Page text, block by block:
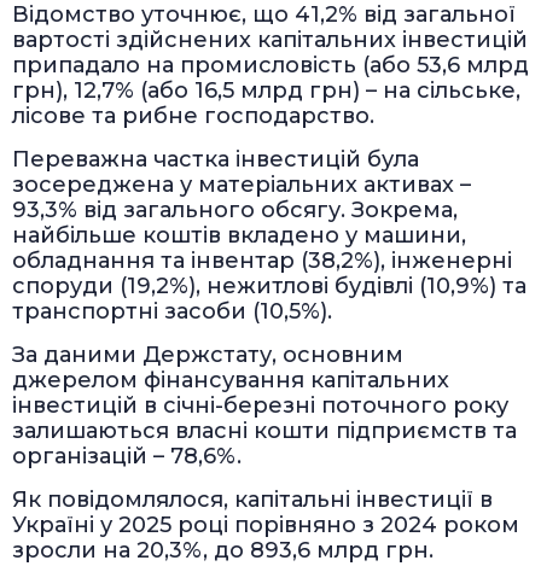
Відомство уточнює, що 41,2% від загальної
вартості здійснених капітальних інвестицій
припадало на промисловість (або 53,6 млрд
грн), 12,7% (або 16,5 млрд грн) – на сільське,
лісове та рибне господарство.
Переважна частка інвестицій була
зосереджена у матеріальних активах –
93,3% від загального обсягу. Зокрема,
найбільше коштів вкладено у машини,
обладнання та інвентар (38,2%), інженерні
споруди (19,2%), нежитлові будівлі (10,9%) та
транспортні засоби (10,5%).
За даними Держстату, основним
джерелом фінансування капітальних
інвестицій в січні-березні поточного року
залишаються власні кошти підприємств та
організацій – 78,6%.
Як повідомлялося, капітальні інвестиції в
Україні у 2025 році порівняно з 2024 роком
зросли на 20,3%, до 893,6 млрд грн.